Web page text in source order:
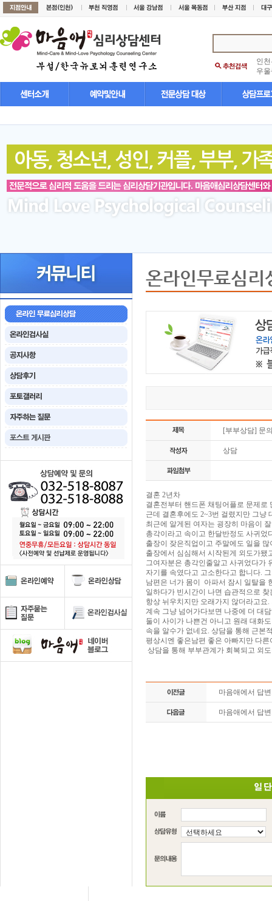
인
우
온라인무료심리
[부부상담] 문
상담
결혼 2년차
결혼전부터 핸드폰 채팅어플로 문제로
근데 결혼후에도 2~3번 걸렸지만 그냥
최근에 알게된 여자는 굉장히 마음이
총각이라고 속이고 한달반정도 사귀었
출장이 잦은직업이고 주말에도 일을
출장에서 심심해서 시작된게 외도가됐
그여자분은 총각인줄알고 사귀었다가
자기를 속였다고 고소한다고 합니다.
남편은 너가 몸이 아파서 잠시 일탈을
일하다가 빈시간이 나면 습관적으로
항상 뉘우치지만 오래가지 않더라고요
계속 그냥 넘어가다보면 나중에 더 대
둘이 사이가 나쁜건 아니고 원래 대화
속을 알수가 없네요. 상담을 통해 근본
평상시엔 좋은남편 좋은 아빠지만 다
상담을 통해 부부관계가 회복되고 외
마음애에서 답
마음애에서 답